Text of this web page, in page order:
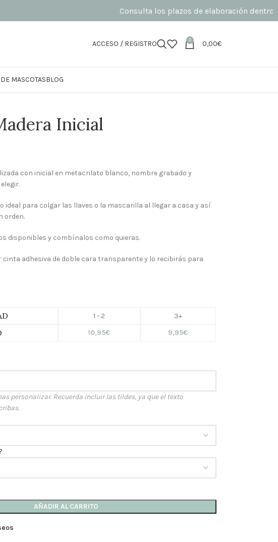
Consulta los plazos de elaboración dentro de la
ACCESO / REGISTRO 0 0,00€
MASCOTASBLOG
Inicial
con inicial en metacrilato blanco, nombre grabado y
ideal para colgar las llaves o la mascarilla al llegar a casa y así
orden.
disponibles y combínalos como quieras.
cinta adhesiva de doble cara transparente y lo recibirás para
1 - 2 3+
10,95€ 9,95€
personalizar. Recuerda incluir las tildes, ya que el texto
AÑADIR AL CARRITO